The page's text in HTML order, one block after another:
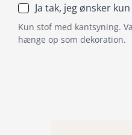
Ja tak, jeg ønsker
Kun stof med kantsyning.
hænge op som dekoration.